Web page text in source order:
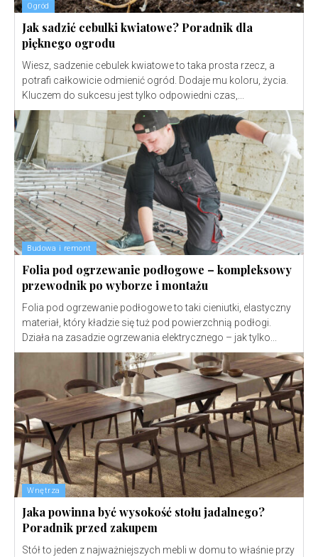
Ogród
Jak sadzić cebulki kwiatowe? Poradnik dla
pięknego ogrodu
Wiesz, sadzenie cebulek kwiatowe to taka prosta rzecz, a
potrafi całkowicie odmienić ogród. Dodaje mu koloru, życia.
Kluczem do sukcesu jest tylko odpowiedni czas,...
Budowa i remont
Folia pod ogrzewanie podłogowe – kompleksowy
przewodnik po wyborze i montażu
Folia pod ogrzewanie podłogowe to taki cieniutki, elastyczny
materiał, który kładzie się tuż pod powierzchnią podłogi.
Działa na zasadzie ogrzewania elektrycznego – jak tylko...
Wnętrza
Jaka powinna być wysokość stołu jadalnego?
Poradnik przed zakupem
Stół to jeden z najważniejszych mebli w domu to właśnie przy